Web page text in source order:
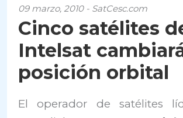
09 marzo, 2010 - SatCesc.com
Cinco satélites
Intelsat
posición orbital
El operador de satélites